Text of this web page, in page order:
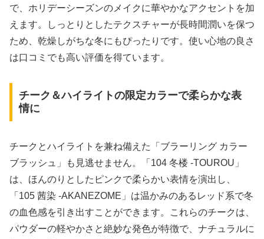
で、ホリデーシーズンのメイクに華やかなアクセントを加
えます。しっとりとしたテクスチャーが長時間潤いを保つ
ため、乾燥しがちな冬にもぴったりです。使い心地の良さ
は口コミでも高い評価を得ています。
チーク＆ハイライトの限定カラーで柔らかな表
情に
チークとハイライトを兼ね備えた「ブラーリング カラー
ブラッシュ」も見逃せません。「104 冬楼 -TOUROU」
は、ほんのりとしたピンクで柔らかい表情を演出し、
「105 茜染 -AKANEZOME」は温かみのあるレッド系で冬
の血色感を引き出すことができます。これらのチークは、
パウダーの軽やかさと絶妙な発色が特徴で、ナチュラルに